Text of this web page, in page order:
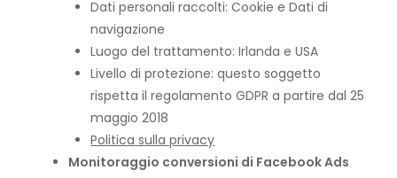
Dati personali raccolti: Cookie e Dati di
navigazione
Luogo del trattamento: Irlanda e USA
Livello di protezione: questo soggetto
rispetta il regolamento GDPR a partire dal 25
maggio 2018
Politica sulla privacy
Monitoraggio conversioni di Facebook Ads